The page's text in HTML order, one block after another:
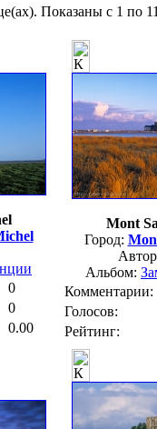
Показаны с 1 по
0
0
0.00
Mont
Город:
Альбом:
Комментарии:
Голосов:
Рейтинг: